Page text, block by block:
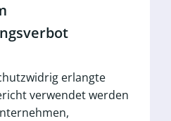
erlangte
verwendet werden